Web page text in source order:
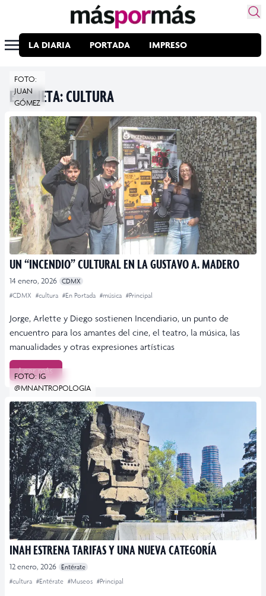
LA DIARIA PORTADA IMPRESO
ETIQUETA:CULTURA
FOTO:
JUAN
GÓMEZ
UN “INCENDIO” CULTURAL EN LA GUSTAVO A. MADERO
14 enero, 2026 CDMX
#CDMX #cultura #En Portada #música #Principal
Jorge, Arlette y Diego sostienen Incendiario, un punto de
encuentro para los amantes del cine, el teatro, la música, las
manualidades y otras expresiones artísticas
Leer más
FOTO: IG
@MNANTROPOLOGIA
INAH ESTRENA TARIFAS Y UNA NUEVA CATEGORÍA
12 enero, 2026 Entérate
#cultura #Entérate #Museos #Principal